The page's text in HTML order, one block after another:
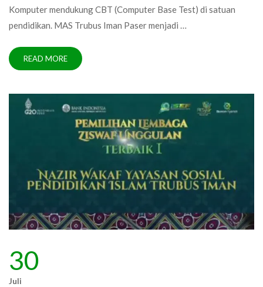
Komputer mendukung CBT (Computer Base Test) di satuan
pendidikan. MAS Trubus Iman Paser menjadi …
READ MORE
30
Juli